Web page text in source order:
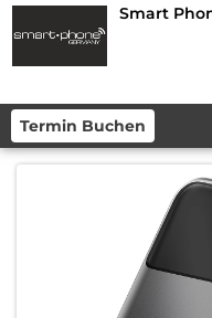
Smart
Termin Buchen